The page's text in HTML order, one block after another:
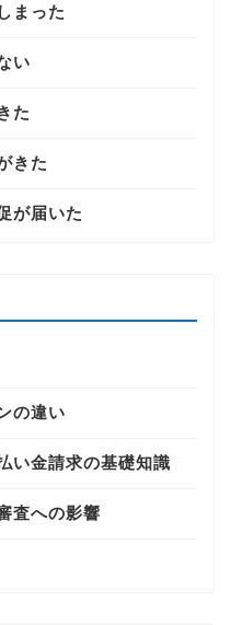
まった
い
た
きた
が届いた
の違い
い金請求の基礎知識
査への影響